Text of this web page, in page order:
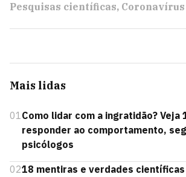
Pesquisas científicas Coronavírus
Mais lidas
01Como lidar com a ingratidão? Veja
responder ao comportamento,
psicólogos
0218 mentiras e verdades